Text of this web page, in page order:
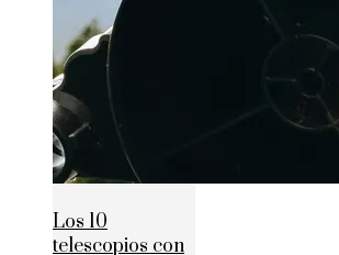
Los 10
telescopios con